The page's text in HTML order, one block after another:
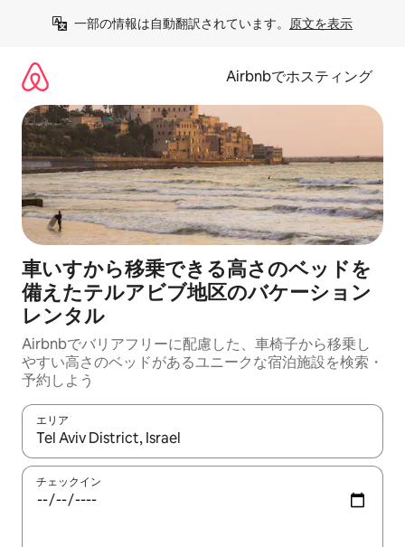
一部の情報は自動翻訳されています。 原文を表示
Airbnbでホスティング
車いすから移乗できる高さのベッドを
備えたテルアビブ地区のバケーション
レンタル
Airbnbでバリアフリーに配慮した、車椅子から移乗し
やすい高さのベッドがあるユニークな宿泊施設を検索・
予約しよう
エリア
検索結果が表示されたら、上下の矢印キーを使って移動するか
チェックイン